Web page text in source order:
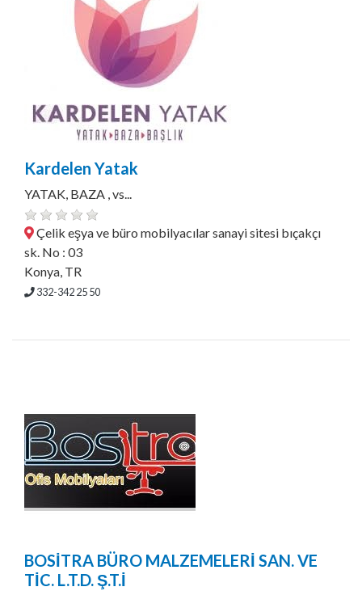
Kardelen Yatak
YATAK, BAZA , vs...
Çelik eşya ve büro mobilyacılar sanayi sitesi bıçakçı
sk. No : 03
Konya, TR
332-342 25 50
BOSİTRA BÜRO MALZEMELERİ SAN. VE
TİC. L.T.D. Ş.T.İ